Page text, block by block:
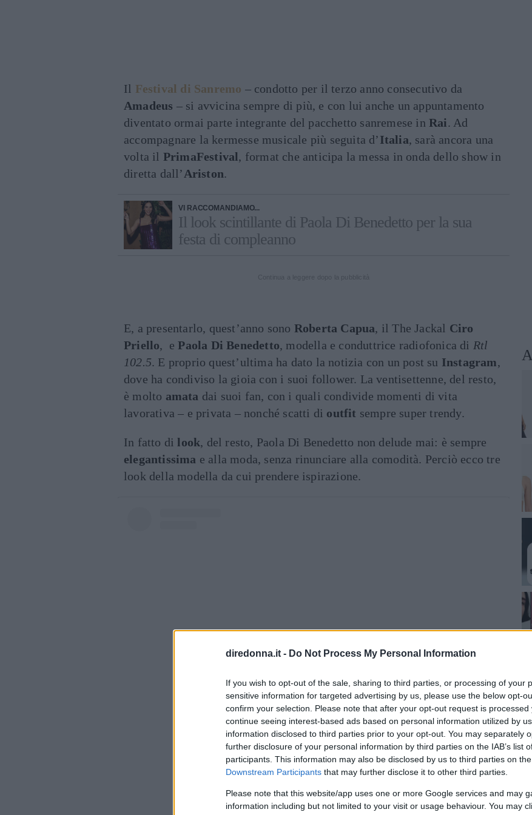
diredonna.it - Do Not Process My Personal Information
If you wish to opt-out of the sale, sharing to third parties, or processing of your
sensitive information for targeted advertising by us, please use the below opt-
confirm your selection. Please note that after your opt-out request is processed
continue seeing interest-based ads based on personal information utilized by
information disclosed to third parties prior to your opt-out. You may separately
further disclosure of your personal information by third parties on the IAB’s list
participants. This information may also be disclosed by us to third parties on the
Downstream Participants that may further disclose it to other third parties.
Please note that this website/app uses one or more Google services and may
information including but not limited to your visit or usage behaviour. You may
Il Festival di Sanremo – condotto per il terzo anno consecutivo da
Amadeus – si avvicina sempre di più, e con lui anche un appuntamento
diventato ormai parte integrante del pacchetto sanremese inRai. Ad
accompagnare la kermesse musicale più seguita d’Italia, sarà ancora una
volta il PrimaFestival, format che anticipa la messa in onda dello show in
diretta dall’Ariston.
VI RACCOMANDIAMO...
Il look scintillante di Paola Di Benedetto per la sua
festa di compleanno
E, a presentarlo, quest’anno sono Roberta Capua, il The Jackal Ciro
Priello, ePaola Di Benedetto, modella e conduttrice radiofonica di Rtl
102.5. E proprio quest’ultima ha dato la notizia con un post su Instagram,
dove ha condiviso la gioia con i suoi follower. La ventisettenne, del resto,
è molto amata dai suoi fan, con i quali condivide momenti di vita
lavorativa – e privata – nonché scatti di outfit sempre super trendy.
In fatto di look, del resto, Paola Di Benedetto non delude mai: è sempre
elegantissima e alla moda, senza rinunciare alla comodità. Perciò ecco tre
look della modella da cui prendere ispirazione.
Visualizza questo post su Instagram